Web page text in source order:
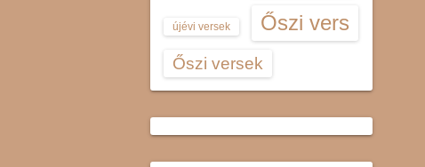
újévi versek Őszi vers
Őszi versek